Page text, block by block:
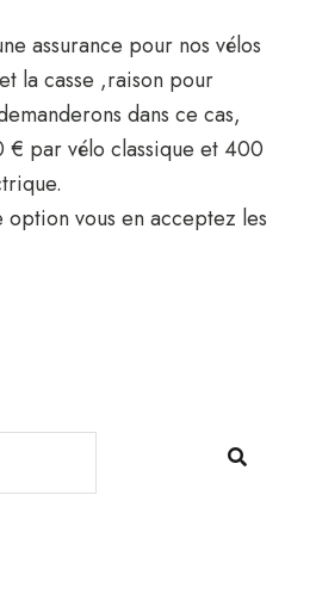
assurance pour nos vélos
la casse ,raison pour
dans ce cas,
€ par vélo classique et 400
option vous en acceptez les